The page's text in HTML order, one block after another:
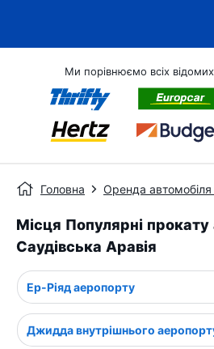
Ми порівнюємо всіх
Головна Оренда автомобіля
Місця Популярні прокату
Саудівська Аравія
Ер-Ріяд аеропорту
Джидда внутрішнього